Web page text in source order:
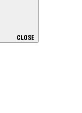
CLOSE